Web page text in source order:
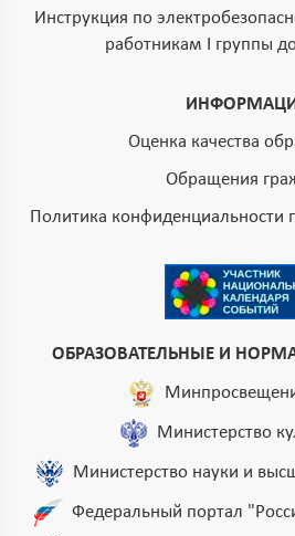
Инструкция по
работникам I группы
Оценка качества
Обращения
Политика конфиденциальности
ОБРАЗОВАТЕЛЬНЫЕ И
Министерство
Министерство науки и
Федеральный портал